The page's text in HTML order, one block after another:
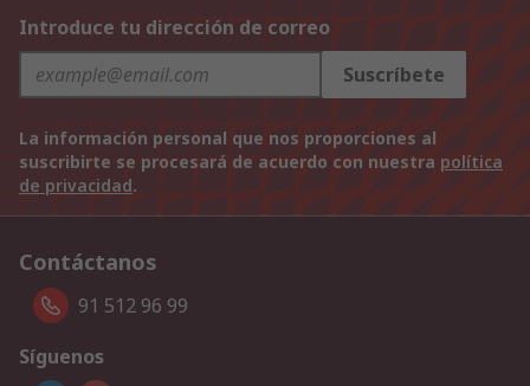
Introduce tu dirección de correo
Suscríbete
La información personal que nos proporciones al
suscribirte se procesará de acuerdo con nuestra política
de privacidad.
Contáctanos
91 512 96 99
Síguenos